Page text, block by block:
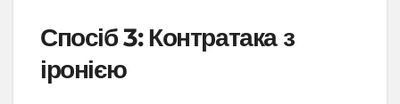
Спосіб 3: Контратака з
іронією